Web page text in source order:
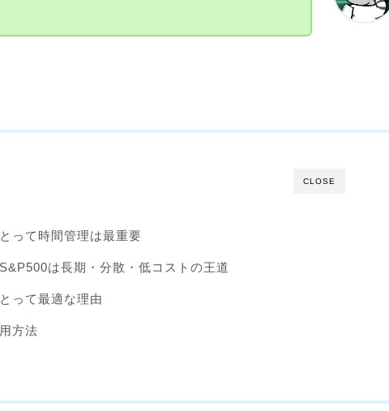
CLOSE
って時間管理は最重要
は長期・分散・低コストの王道
って最適な理由
方法